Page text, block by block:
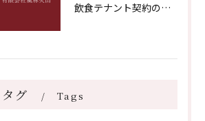
飲食テナント契約のポイントとトラブル回避につながる実践的なチェック項目
タグ Tags